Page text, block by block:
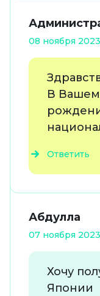
08 ноября
В Вашем
Ответить
Абдулла
07 ноября
Хочу
Японии